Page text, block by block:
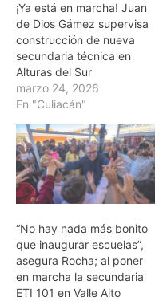
¡Ya está en marcha! Juan
de Dios Gámez supervisa
construcción de nueva
secundaria técnica en
Alturas del Sur
marzo 24, 2026
En "Culiacán"
“No hay nada más bonito
que inaugurar escuelas”,
asegura Rocha; al poner
en marcha la secundaria
ETI 101 en Valle Alto